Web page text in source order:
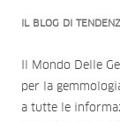
IL BLOG DI
Il Mondo Delle
per la
a tutte le